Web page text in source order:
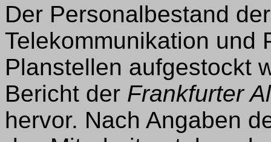
Der Personalbestand
Telekommunikation und
Planstellen aufgestockt
Bericht der Frankfurter
hervor. Nach Angaben